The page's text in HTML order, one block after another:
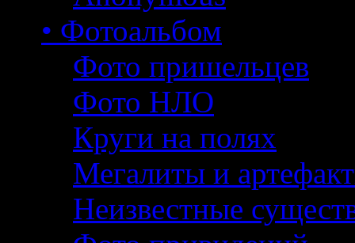
• Фотоальбом
Фото пришельцев
Фото НЛО
Круги на полях
Мегалиты и
Неизвестные